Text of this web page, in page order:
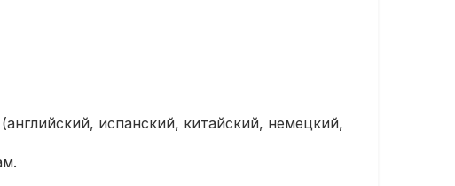
испанский, китайский, немецкий,